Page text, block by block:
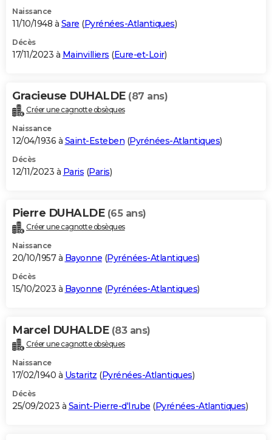
Naissance
11/10/1948 à Sare (Pyrénées-Atlantiques)
Décès
17/11/2023 à Mainvilliers (Eure-et-Loir)
Gracieuse DUHALDE (87 ans)
Créer une cagnotte obsèques
Naissance
12/04/1936 à Saint-Esteben (Pyrénées-Atlantiques)
Décès
12/11/2023 à Paris (Paris)
Pierre DUHALDE (65 ans)
Créer une cagnotte obsèques
Naissance
20/10/1957 à Bayonne (Pyrénées-Atlantiques)
Décès
15/10/2023 à Bayonne (Pyrénées-Atlantiques)
Marcel DUHALDE (83 ans)
Créer une cagnotte obsèques
Naissance
17/02/1940 à Ustaritz (Pyrénées-Atlantiques)
Décès
25/09/2023 à Saint-Pierre-d'Irube (Pyrénées-Atlantiques)